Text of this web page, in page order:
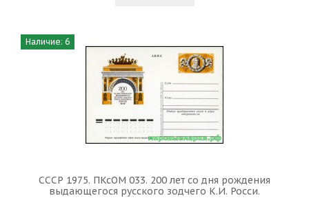
Наличие: 6
СССР 1975. ПКсОМ 033. 200 лет со дня рождения
выдающегося русского зодчего К.И. Росси.